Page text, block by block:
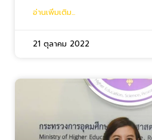
อ่านเพิ่มเติม...
21 ตุลาคม 2022